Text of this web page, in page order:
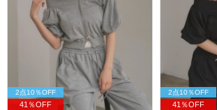
2点10％OFF
41％OFF
2点10％OFF
41％OFF